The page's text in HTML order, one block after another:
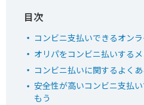
新規限定アド
新規アド確で
ログボで無料
コンビニ支払いできるオン
オリパをコンビニ払いする
コンビニ払いに関するよく
安全性が高いコンビニ支払
もう